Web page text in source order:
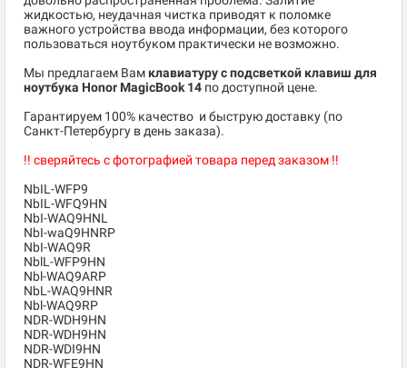
жидкостью, неудачная чистка приводят к поломке
важного устройства ввода информации, без которого
пользоваться ноутбуком практически не возможно.
Мы предлагаем Вам клавиатуру с подсветкой клавиш для
ноутбука Honor MagicBook 14 по доступной цене.
​Гарантируем 100% качество и быструю доставку (по
Санкт-Петербургу в день заказа).
!! сверяйтесь с фотографией товара перед заказом !!
NbIL-WFP9
NbIL-WFQ9HN
NbI-WAQ9HNL
NbI-waQ9HNRP
NbI-WAQ9R
NblL-WFP9HN
Nbl-WAQ9ARP
NbL-WAQ9HNR
Nbl-WAQ9RP
NDR-WDH9HN
NDR-WDH9HN
NDR-WDI9HN
NDR-WFE9HN